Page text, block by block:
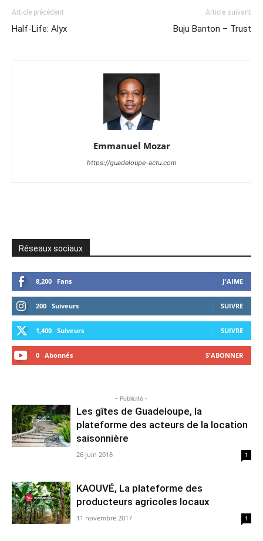
Article précédent
Half-Life: Alyx
Article suivant
Buju Banton – Trust
Emmanuel Mozar
https://guadeloupe-actu.com
Réseaux sociaux
8,200 Fans J'AIME
200 Suiveurs SUIVRE
1,400 Suiveurs SUIVRE
0 Abonnés S'ABONNER
- Publicité -
Les gîtes de Guadeloupe, la
plateforme des acteurs de la location
saisonnière
26 juin 2018 1
KAOUVÉ, La plateforme des
producteurs agricoles locaux
11 novembre 2017 1